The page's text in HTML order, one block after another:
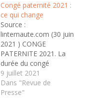
Congé paternité 2021 :
ce qui change
Source :
linternaute.com (30 juin
2021 ) CONGE
PATERNITE 2021. La
durée du congé
paternité est allongée
au 1er juillet, passant
de 11 jours à 25 jours.
9 juillet 2021
Dans "Revue de
Presse"